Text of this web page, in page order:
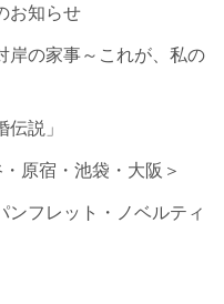
お知らせ
岸の家事～これが、私の
説」
原宿・池袋・大阪＞
ンフレット・ノベルティ